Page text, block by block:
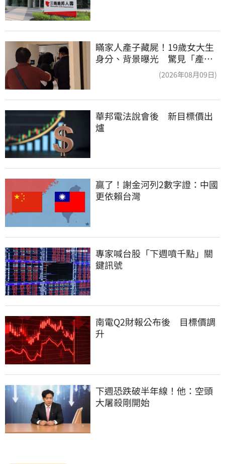
瞞家人產子藏屍！19歲女大生
身分、背景曝光 驚見「產檢
(2026年08月09日)
華邦電法說會後　新目標價出
爐
贏了！謝金河列2數字證：中國
更依賴台灣
專家喊台股「下週噴千點」關
鍵訊號
南電Q2財報公布後　目標價調
升
下週恐跌破半年線！他：空頭
大屠殺剛開始